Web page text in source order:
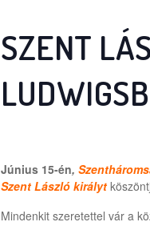
SZENT
Június 15-én,
Szent László királyt
Mindenkit szeretettel vár a